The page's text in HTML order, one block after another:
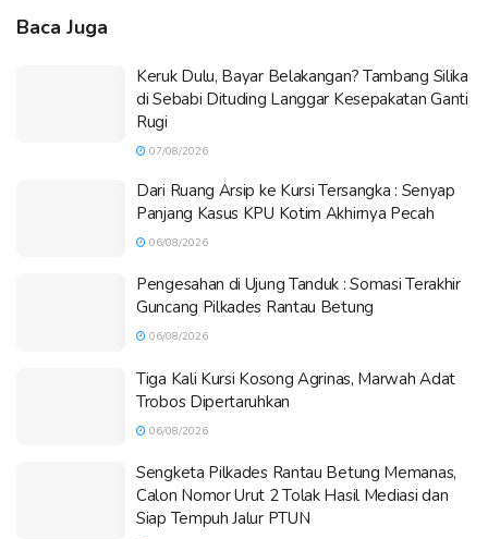
Baca Juga
Keruk Dulu, Bayar Belakangan? Tambang Silika
di Sebabi Dituding Langgar Kesepakatan Ganti
Rugi
07/08/2026
Dari Ruang Arsip ke Kursi Tersangka : Senyap
Panjang Kasus KPU Kotim Akhirnya Pecah
06/08/2026
Pengesahan di Ujung Tanduk : Somasi Terakhir
Guncang Pilkades Rantau Betung
06/08/2026
Tiga Kali Kursi Kosong Agrinas, Marwah Adat
Trobos Dipertaruhkan
06/08/2026
Sengketa Pilkades Rantau Betung Memanas,
Calon Nomor Urut 2 Tolak Hasil Mediasi dan
Siap Tempuh Jalur PTUN